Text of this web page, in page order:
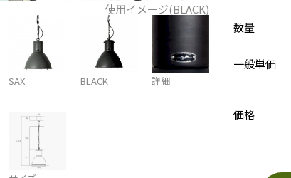
使用イメージ(BLACK)
SAX BLACK 詳細
数量
一般単価
価格